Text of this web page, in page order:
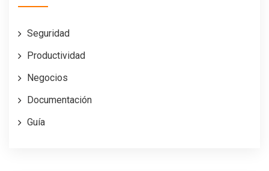
Seguridad
Productividad
Negocios
Documentación
Guía